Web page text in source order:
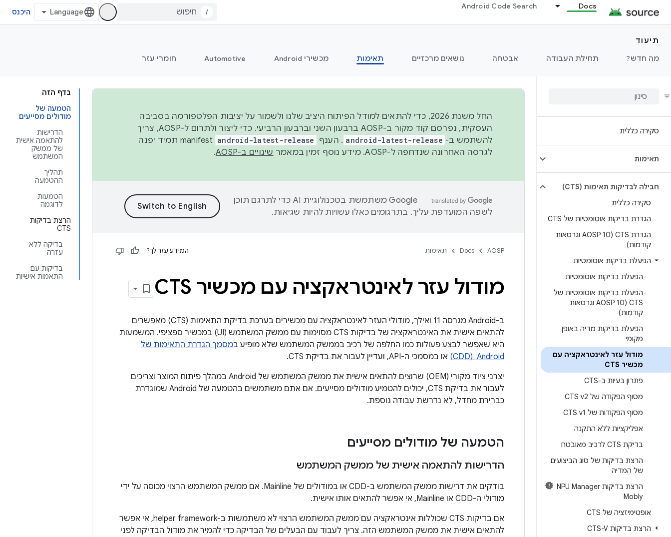
Docs
Android Code Search
/ היכנס
תיעוד
מה חדש?
תחילת העבודה אבטחה נושאים מרכזיים תאימות מכשירי Android Automotive חומרי עזר
סקירה כללית
תאימות
חבילה לבדיקות תאימות (CTS)
סקירה כללית
הגדרת בדיקות אוטומטיות של CTS
הגדרת CTS (AOSP 10 וגרסאות
קודמות)
הפעלת בדיקות אוטומטיות
הפעלת בדיקות אוטומטיות
הפעלת בדיקות אוטומטיות של
CTS (AOSP 10 וגרסאות
קודמות)
הפעלת בדיקות מדיה באופן
מקומי
מודול עזר לאינטראקציה עם
מכשיר CTS
פתרון בעיות ב-CTS
מסוף הפקודה של CTS v2
מסוף הפקודות של CTS v1
אפליקציות ללא התקנה
בדיקת CTS לרכיב מאובטח
הרצת בדיקות של סוג הביצועים
של המדיה
הרצת בדיקות NPU Manager
Mobly
אופטימיזציה של CTS
הרצת בדיקות CTS-V
בדף הזה
הטמעה של
מודולים מסייעים
הדרישות
להתאמה אישית
של ממשק
המשתמש
תהליך
ההטמעה
הטמעות
לדוגמה
הרצת בדיקות
CTS
בדיקה ללא
עזרה
בדיקות עם
התאמות אישיות
החל משנת 2026, כדי להתאים למודל הפיתוח היציב שלנו ולשמור על יציבות הפלטפורמה בסביבה
העסקית, נפרסם קוד מקור ב-AOSP ברבעון השני וברבעון הרביעי. כדי ליצור ולתרום ל-AOSP, צריך
להשתמש ב- android-latest-release . הענף android-latest-release
manifest תמיד יפנה
לגרסה האחרונה שנדחפה ל-AOSP. מידע נוסף זמין במאמר
שינויים ב-AOSP .
‫Google משתמשת בטכנולוגיית AI כדי לתרגם תוכן
לשפה המועדפת עליך. בתרגומים כאלו עשויות להיות שגיאות.
AOSP
Docs תאימות המידע עזר לך?
מודול עזר לאינטראקציה עם מכשיר CTS
ב-Android מגרסה 11 ואילך, מודולי העזר לאינטראקציה עם מכשירים בערכת בדיקת התאימות (CTS) מאפשרים
להתאים אישית את האינטראקציה של בדיקות CTS מסוימות עם ממשק המשתמש (UI) במכשיר ספציפי. המשמעות
היא שאפשר לבצע פעולות כמו החלפה של רכיב בממשק המשתמש שלא מופיע במסמך הגדרת התאימות של
Android ‏ (CDD)
או במסמכי ה-API, ועדיין לעבור את בדיקת CTS.
יצרני ציוד מקורי (OEM) שרוצים להתאים אישית את ממשק המשתמש של Android במהלך פיתוח המוצר וצריכים
לעבור את בדיקת CTS, יכולים להטמיע מודולים מסייעים. אם אתם משתמשים בהטמעה של Android שמוגדרת
כברירת מחדל, לא נדרשת עבודה נוספת.
הטמעה של מודולים מסייעים
הדרישות להתאמה אישית של ממשק המשתמש
בודקים את דרישות ממשק המשתמש ב-CDD או במודולים של Mainline. אם ממשק המשתמש הרצוי מכוסה על ידי
מודולי ה-CDD או Mainline, אי אפשר להתאים אותו אישית.
אם בדיקות CTS שכוללות אינטראקציה עם ממשק המשתמש הרצוי לא משתמשות ב-helper framework, אי אפשר
להתאים אישית את ממשק המשתמש הזה. צריך לעבוד עם הבעלים של הבדיקה כדי להמיר את מודול הבדיקה לפני